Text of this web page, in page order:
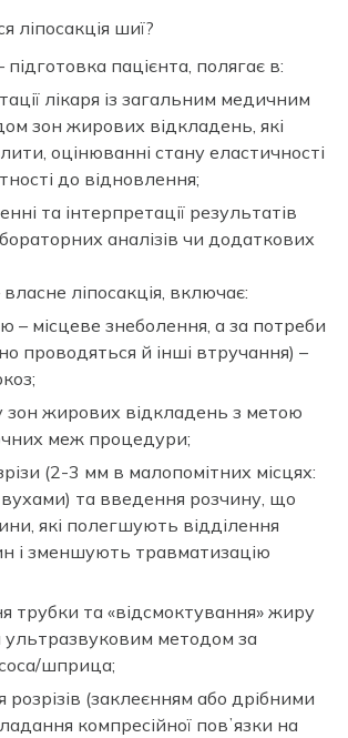
ліпосакція шиї?
пацієнта, полягає в:
лікаря із загальним медичним
зон жирових відкладень, які
оцінюванні стану еластичності
до відновлення;
та інтерпретації результатів
аналізів чи додаткових
ліпосакція, включає:
– місцеве знеболення, а за потреби
проводяться й інші втручання) –
зон жирових відкладень з метою
меж процедури;
(2-3 мм в малопомітних місцях:
вухами) та введення розчину, що
які полегшують відділення
і зменшують травматизацію
трубки та «відсмоктування» жиру
ультразвуковим методом за
шприца;
розрізів (заклеєнням або дрібними
компресійної повʼязки на